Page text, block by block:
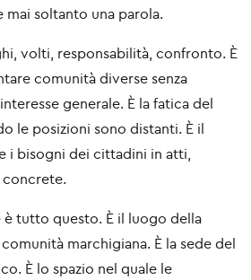
soltanto una parola.
volti, responsabilità, confronto. È
comunità diverse senza
generale. È la fatica del
le posizioni sono distanti. È il
i bisogni dei cittadini in atti,
concrete.
tutto questo. È il luogo della
marchigiana. È la sede del
È lo spazio nel quale le